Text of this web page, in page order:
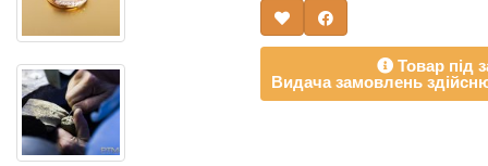
Товар під
Видача замовлень